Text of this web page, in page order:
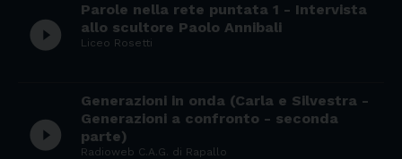
play_circle_filled
Parole nella rete puntata 1 - Intervista
allo scultore Paolo Annibali
Liceo Rosetti
play_circle_filled
Generazioni in onda (Carla e Silvestra -
Generazioni a confronto - seconda
parte)
Radioweb C.A.G. di Rapallo